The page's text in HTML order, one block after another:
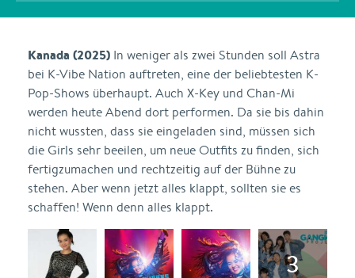
Kanada (2025) In weniger als zwei Stunden soll Astra
bei K-Vibe Nation auftreten, eine der beliebtesten K-
Pop-Shows überhaupt. Auch X-Key und Chan-Mi
werden heute Abend dort performen. Da sie bis dahin
nicht wussten, dass sie eingeladen sind, müssen sich
die Girls sehr beeilen, um neue Outfits zu finden, sich
fertigzumachen und rechtzeitig auf der Bühne zu
stehen. Aber wenn jetzt alles klappt, sollten sie es
schaffen! Wenn denn alles klappt.